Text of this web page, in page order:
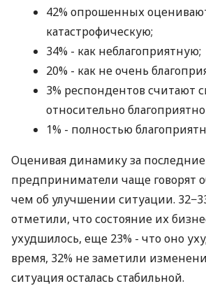
42% опрошенных
катастрофическую;
34% - как неблагоприятную;
20% - как не очень
3% респондентов считают
относительно
1% - полностью
Оценивая динамику за
предприниматели чаще говорят
чем об улучшении ситуации.
отметили, что состояние их
ухудшилось, еще 23% - что оно
время, 32% не заметили
ситуация осталась стабильной.